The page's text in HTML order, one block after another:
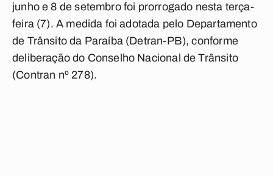
junho e 8 de setembro foi prorrogado nesta terça-
feira (7). A medida foi adotada pelo Departamento
de Trânsito da Paraíba (Detran-PB), conforme
deliberação do Conselho Nacional de Trânsito
(Contran nº 278).